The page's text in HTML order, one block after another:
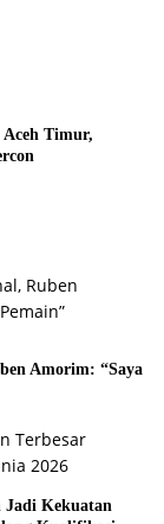
Timur,
Amorim: “Saya
Jadi Kekuatan